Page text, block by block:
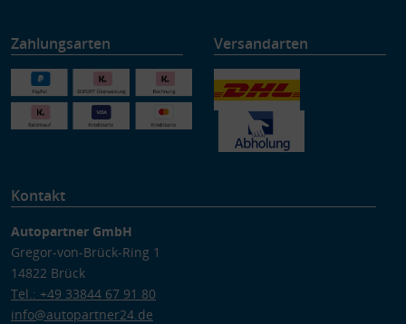
Zahlungsarten Versandarten
Kontakt
Autopartner GmbH
Gregor-von-Brück-Ring 1
14822 Brück
Tel.: +49 33844 67 91 80
info@autopartner24.de